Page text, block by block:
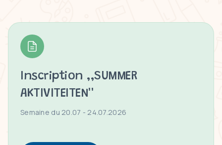
Inscription ,,SUMMER
AKTIVITEITEN''
Semaine du 20.07 - 24.07.2026